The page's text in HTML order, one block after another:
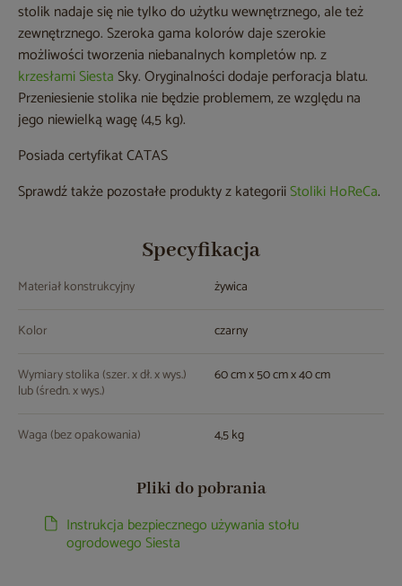
stolik nadaje się nie tylko do użytku wewnętrznego, ale też
zewnętrznego. Szeroka gama kolorów daje szerokie
możliwości tworzenia niebanalnych kompletów np. z
krzesłami SiestaSky. Oryginalności dodaje perforacja blatu.
Przeniesienie stolika nie będzie problemem, ze względu na
jego niewielką wagę (4,5 kg).
Posiada certyfikat CATAS
Sprawdź także pozostałe produkty z kategoriiStoliki HoReCa.
Specyfikacja
Materiał konstrukcyjny żywica
Kolor czarny
Wymiary stolika (szer. x dł. x wys.)
lub (średn. x wys.)
60 cm x 50 cm x 40 cm
Waga (bez opakowania) 4,5 kg
Pliki do pobrania
Instrukcja bezpiecznego używania stołu
ogrodowego Siesta